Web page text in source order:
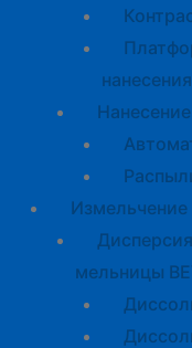
нанесения
мельницы